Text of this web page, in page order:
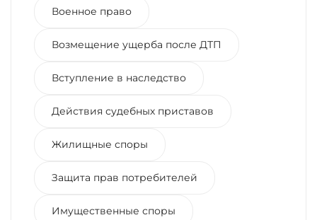
Военное право
Возмещение ущерба после ДТП
Вступление в наследство
Действия судебных приставов
Жилищные споры
Защита прав потребителей
Имущественные споры